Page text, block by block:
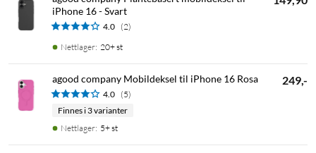
iPhone 16 - Svart
4.0 (2)
Nettlager: 20+ st
agood company Mobildeksel til iPhone 16 Rosa
4.0 (5)
Finnes i 3 varianter
249,-
Nettlager: 5+ st